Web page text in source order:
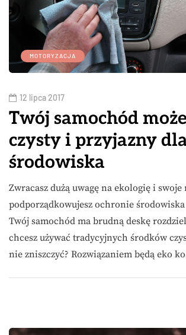
MOTORYZACJA
12 lipca 2017
Twój samochód
czysty i przyjazny
środowiska
Zwracasz dużą uwagę na ekologię i
podporządkowujesz ochronie
Twój samochód ma brudną deskę
chcesz używać tradycyjnych środków
nie zniszczyć? Rozwiązaniem będą eko